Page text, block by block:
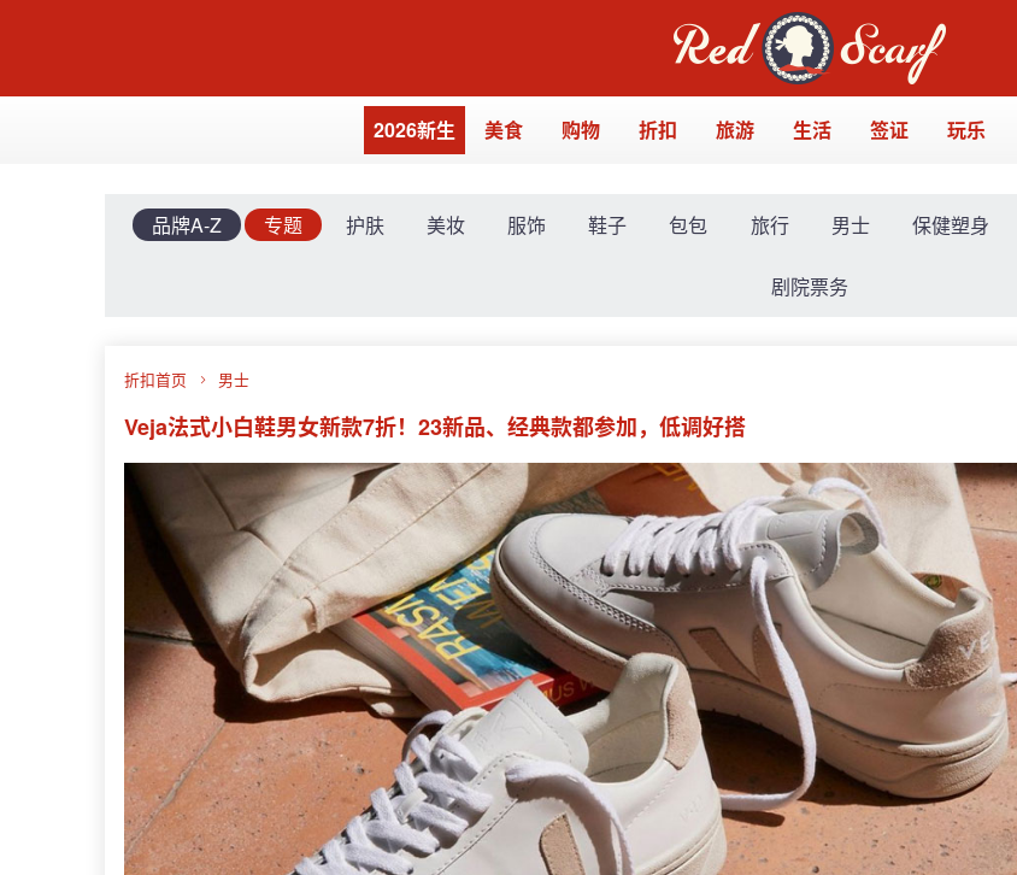
2026新生 美食 购物 折扣 旅游 生活 签证 玩乐
品牌A-Z 专题 护肤 美妆 服饰 鞋子 包包 旅行 男士 保健塑身
剧院票务
折扣首页 男士
Veja法式小白鞋男女新款7折！23新品、经典款都参加，低调好搭